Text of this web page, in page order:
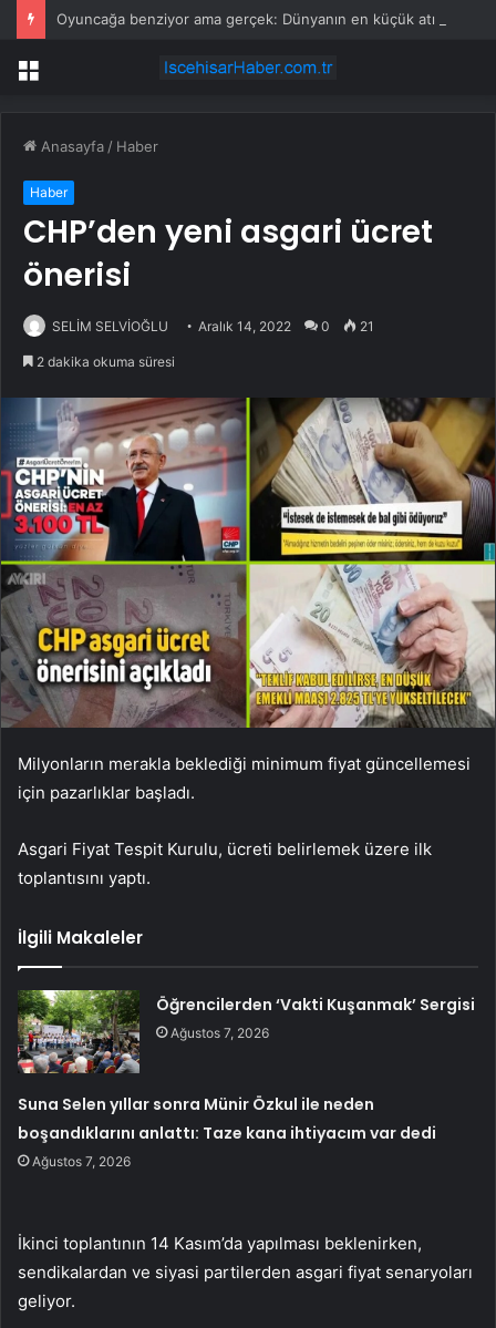
Menü
Anasayfa / Haber
Haber
CHP’den yeni asgari ücret
önerisi
SELİM SELVİOĞLU Aralık 14, 2022 0 21
2 dakika okuma süresi
Milyonların merakla beklediği minimum fiyat güncellemesi
için pazarlıklar başladı.
Asgari Fiyat Tespit Kurulu, ücreti belirlemek üzere ilk
toplantısını yaptı.
İlgili Makaleler
Öğrencilerden ‘Vakti Kuşanmak’ Sergisi
Ağustos 7, 2026
Suna Selen yıllar sonra Münir Özkul ile neden
boşandıklarını anlattı: Taze kana ihtiyacım var dedi
Ağustos 7, 2026
İkinci toplantının 14 Kasım’da yapılması beklenirken,
sendikalardan ve siyasi partilerden asgari fiyat senaryoları
geliyor.